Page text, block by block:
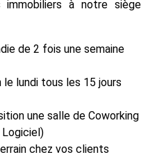
immobiliers à notre siège
de 2 fois une semaine
le lundi tous les 15 jours
une salle de Coworking
Logiciel)
chez vos clients